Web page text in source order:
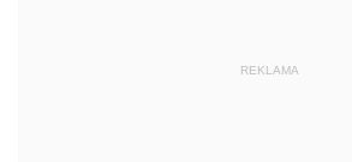
REKLAMA